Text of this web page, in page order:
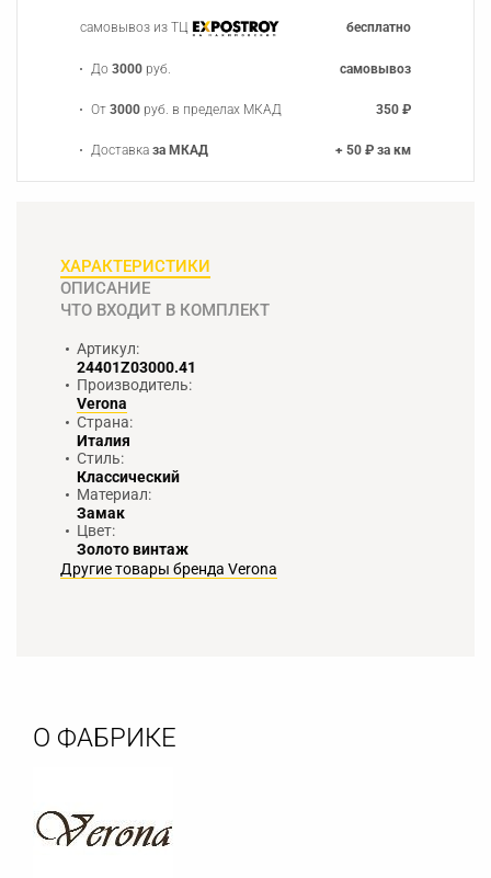
самовывоз из ТЦ бесплатно
До3000 руб. самовывоз
От3000 руб. в пределах МКАД 350 ₽
Доставказа МКАД + 50 ₽ за км
ХАРАКТЕРИСТИКИ
ОПИСАНИЕ
ЧТО ВХОДИТ В КОМПЛЕКТ
Артикул:
24401Z03000.41
Производитель:
Verona
Страна:
Италия
Стиль:
Классический
Материал:
Замак
Цвет:
Золото винтаж
Другие товары бренда Verona
О ФАБРИКЕ